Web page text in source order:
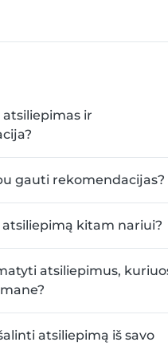
atsiliepimas ir
gauti rekomendacijas?
kitam nariui?
atsiliepimus,
atsiliepimą iš savo